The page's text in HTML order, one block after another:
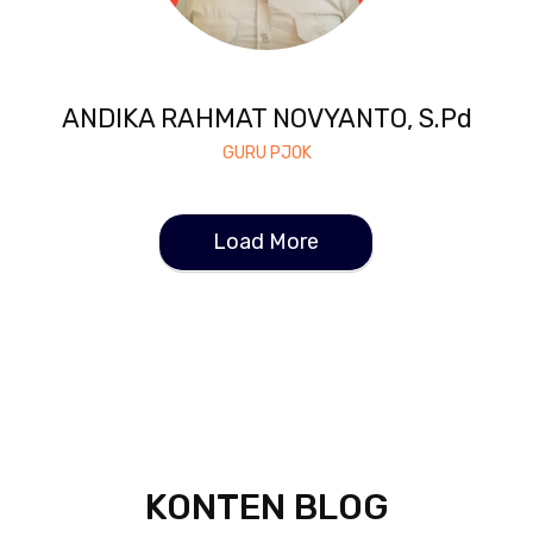
ANDIKA RAHMAT NOVYANTO, S.Pd
GURU PJOK
Load More
KONTEN BLOG